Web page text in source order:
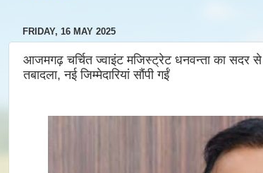
FRIDAY, 16 MAY 2025
आजमगढ़ चर्चित ज्वाइंट मजिस्ट्रेट धनवन्ता का सदर से
तबादला, नई जिम्मेदारियां सौंपी गईं